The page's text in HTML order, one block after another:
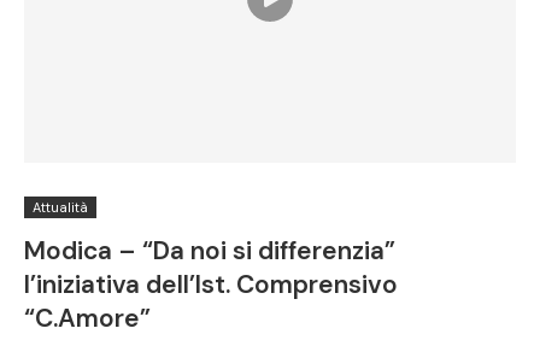
Attualità
Modica – “Da noi si differenzia”
l’iniziativa dell’Ist. Comprensivo
“C.Amore”